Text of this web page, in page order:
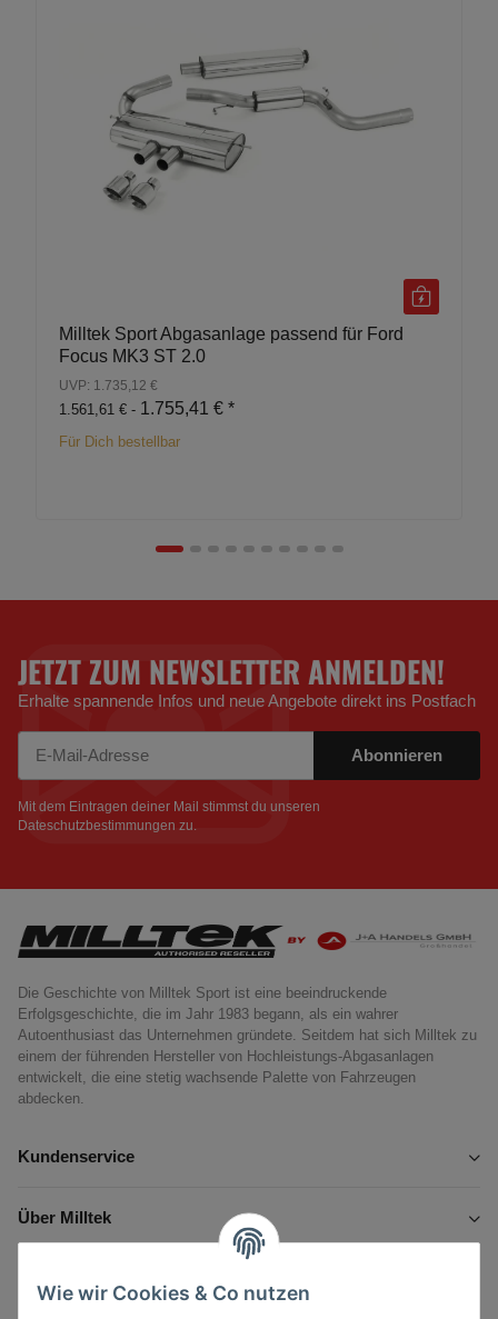
Wie wir Cookies & Co nutzen
Milltek Sport Abgasanlage passend für Ford
Focus MK3 ST 2.0
UVP: 1.735,12 €
1.561,61 € - 1.755,41 € *
Für Dich bestellbar
JETZT ZUM NEWSLETTER ANMELDEN!
Erhalte spannende Infos und neue Angebote direkt ins Postfach
Abonnieren
Mit dem Eintragen deiner Mail stimmst du unseren
Dateschutzbestimmungen zu.
Die Geschichte von Milltek Sport ist eine beeindruckende
Erfolgsgeschichte, die im Jahr 1983 begann, als ein wahrer
Autoenthusiast das Unternehmen gründete. Seitdem hat sich Milltek zu
einem der führenden Hersteller von Hochleistungs-Abgasanlagen
entwickelt, die eine stetig wachsende Palette von Fahrzeugen
abdecken.
Kundenservice
Über Milltek